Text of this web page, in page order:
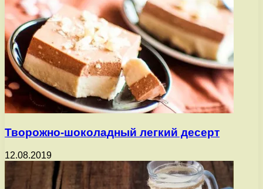
Творожно-шоколадный легкий десерт
12.08.2019